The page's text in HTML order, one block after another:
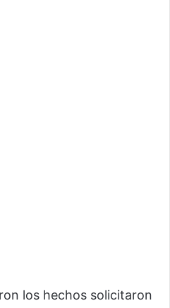
los hechos solicitaron